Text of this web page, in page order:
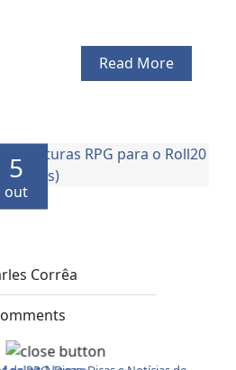
Read More
5
out
Corrêa